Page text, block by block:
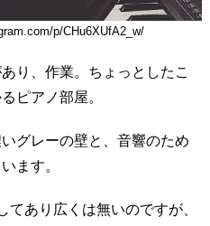
p/CHu6XUfA2_w/
り、作業。ちょっとしたこ
ピアノ部屋。
グレーの壁と、音響のため
ます。
あり広くは無いのですが、